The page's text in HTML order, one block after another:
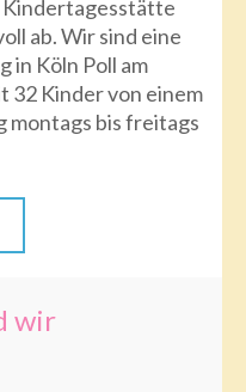
Kindertagesstätte
ab. Wir sind eine
in Köln Poll am
32 Kinder von einem
montags bis freitags
wir